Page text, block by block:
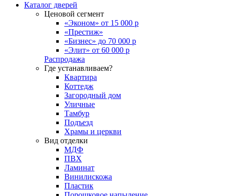
Каталог дверей
Ценовой сегмент
«Эконом» от 15 000 р
«Престиж»
«Бизнес» до 70 000 р
«Элит» от 60 000 р
Распродажа
Где устанавливаем?
Квартира
Коттедж
Загородный дом
Уличные
Тамбур
Подъезд
Храмы и церкви
Вид отделки
МДФ
ПВХ
Ламинат
Винилискожа
Пластик